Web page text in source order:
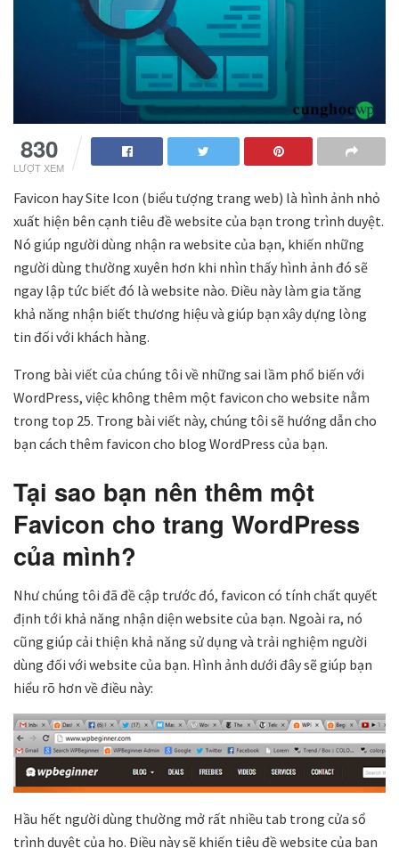
830
LƯỢT XEM
Favicon hay Site Icon (biểu tượng trang web) là hình ảnh nhỏ
xuất hiện bên cạnh tiêu đề website của bạn trong trình duyệt.
Nó giúp người dùng nhận ra website của bạn, khiến những
người dùng thường xuyên hơn khi nhìn thấy hình ảnh đó sẽ
ngay lập tức biết đó là website nào. Điều này làm gia tăng
khả năng nhận biết thương hiệu và giúp bạn xây dựng lòng
tin đối với khách hàng.
Trong bài viết của chúng tôi về những sai lầm phổ biến với
WordPress, việc không thêm một favicon cho website nằm
trong top 25. Trong bài viết này, chúng tôi sẽ hướng dẫn cho
bạn cách thêm favicon cho blog WordPress của bạn.
Tại sao bạn nên thêm một
Favicon cho trang WordPress
của mình?
Như chúng tôi đã đề cập trước đó, favicon có tính chất quyết
định tới khả năng nhận diện website của bạn. Ngoài ra, nó
cũng giúp cải thiện khả năng sử dụng và trải nghiệm người
dùng đối với website của bạn. Hình ảnh dưới đây sẽ giúp bạn
hiểu rõ hơn về điều này:
Hầu hết người dùng thường mở rất nhiều tab trong cửa sổ
trình duyệt của họ. Điều này sẽ khiến tiêu đề website của bạn